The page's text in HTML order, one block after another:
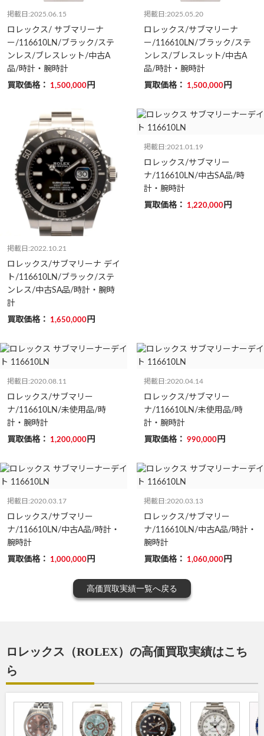
掲載日:2025.06.15
ロレックス/ サブマリーナ
ー/116610LN/ブラック/ステ
ンレス/ブレスレット/中古A
品/時計・腕時計
買取価格：
1,500,000 円
掲載日:2025.05.20
ロレックス/サブマリーナ
ー/116610LN/ブラック/ステ
ンレス/ブレスレット/中古A
品/時計・腕時計
買取価格：
1,500,000 円
掲載日:2022.10.21
ロレックス/サブマリーナ デイ
ト/116610LN/ブラック/ステ
ンレス/中古SA品/時計・腕時
計
買取価格：
1,650,000 円
掲載日:2021.01.19
ロレックス/サブマリー
ナ/116610LN/中古SA品/時
計・腕時計
買取価格：
1,220,000 円
掲載日:2020.08.11
ロレックス/サブマリー
ナ/116610LN/未使用品/時
計・腕時計
買取価格：
1,200,000 円
掲載日:2020.04.14
ロレックス/サブマリー
ナ/116610LN/未使用品/時
計・腕時計
買取価格： 990,000 円
掲載日:2020.03.17
ロレックス/サブマリー
ナ/116610LN/中古A品/時計・
腕時計
買取価格：
1,000,000 円
掲載日:2020.03.13
ロレックス/サブマリー
ナ/116610LN/中古A品/時計・
腕時計
買取価格：
1,060,000 円
高価買取実績一覧へ戻る
ロレックス（ROLEX）の高価買取実績はこち
ら